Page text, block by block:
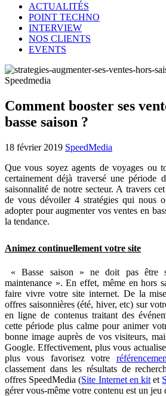
ACTUALITÉS
POINT TECHNO
INTERVIEW
NOS CLIENTS
EVENTS
Comment booster ses
basse saison ?
18 février 2019 SpeedMedia
Que vous soyez agents de voyages ou
certainement déjà traversé une période
saisonnalité de notre secteur. A travers
de vous dévoiler 4 stratégies qui nous
adopter pour augmenter vos ventes en
la tendance.
Animez continuellement votre site
« Basse saison » ne doit pas être
maintenance ». En effet, même en hors
faire vivre votre site internet. De la
offres saisonnières (été, hiver, etc) sur
en ligne de contenus traitant des
cette période plus calme pour animer
bonne image auprès de vos visiteurs,
Google. Effectivement, plus vous
plus vous favorisez votre
classement dans les résultats de
offres SpeedMedia (Site Internet en kit et
gérer vous-même votre contenu est un jeu